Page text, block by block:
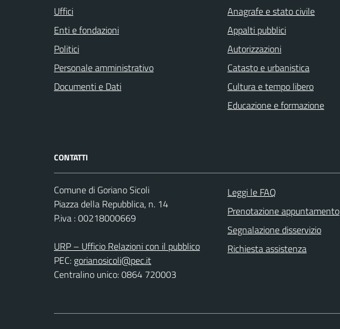
Uffici
Enti e fondazioni
Politici
Personale amministrativo
Documenti e Dati
Anagrafe e stato civile
Appalti pubblici
Autorizzazioni
Catasto e urbanistica
Cultura e tempo libero
Educazione e formazione
CONTATTI
Comune di Goriano Sicoli
Piazza della Repubblica, n. 14
P.iva : 00218000669
URP – Ufficio Relazioni con il pubblico
PEC: gorianosicoli@pec.it
Centralino unico: 0864 720003
Leggi le FAQ
Prenotazione appuntamento
Segnalazione disservizio
Richiesta assistenza